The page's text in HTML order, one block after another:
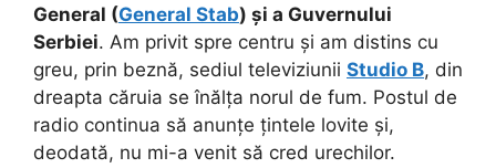
General (General Stab) și a Guvernului
Serbiei. Am privit spre centru și am distins cu
greu, prin beznă, sediul televiziunii Studio B, din
dreapta căruia se înălța norul de fum. Postul de
radio continua să anunțe țintele lovite și,
deodată, nu mi-a venit să cred urechilor.